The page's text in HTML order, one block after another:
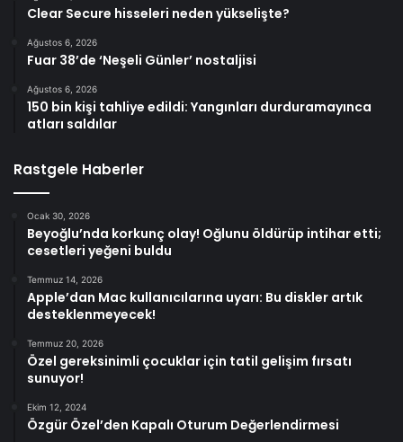
Clear Secure hisseleri neden yükselişte?
Ağustos 6, 2026
Fuar 38’de ‘Neşeli Günler’ nostaljisi
Ağustos 6, 2026
150 bin kişi tahliye edildi: Yangınları durduramayınca
atları saldılar
Rastgele Haberler
Ocak 30, 2026
Beyoğlu’nda korkunç olay! Oğlunu öldürüp intihar etti;
cesetleri yeğeni buldu
Temmuz 14, 2026
Apple’dan Mac kullanıcılarına uyarı: Bu diskler artık
desteklenmeyecek!
Temmuz 20, 2026
Özel gereksinimli çocuklar için tatil gelişim fırsatı
sunuyor!
Ekim 12, 2024
Özgür Özel’den Kapalı Oturum Değerlendirmesi